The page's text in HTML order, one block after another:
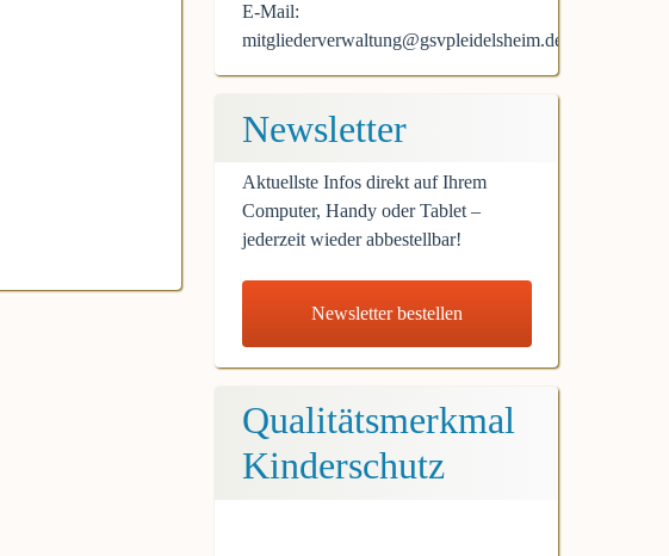
E-Mail:
mitgliederverwaltung@gsvpleidelsheim.de
Newsletter
Aktuellste Infos direkt auf Ihrem
Computer, Handy oder Tablet –
jederzeit wieder abbestellbar!
Newsletter bestellen
Qualitätsmerkmal
Kinderschutz